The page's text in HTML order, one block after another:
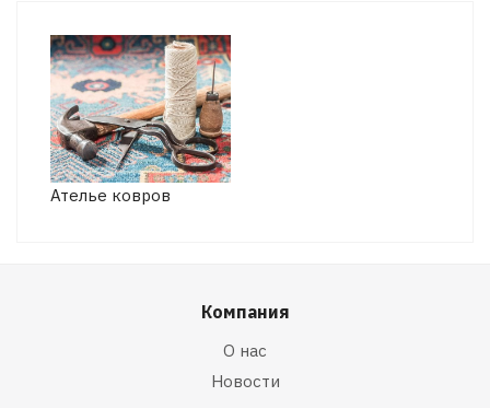
Ателье ковров
Компания
О нас
Новости